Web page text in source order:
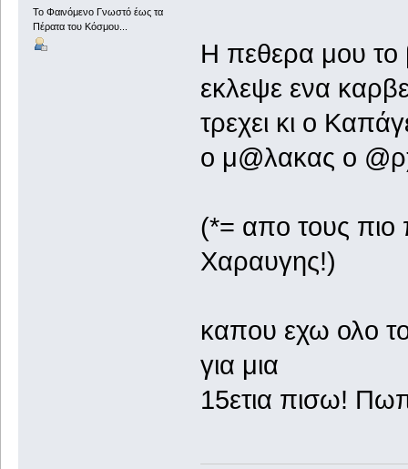
To Φαινόμενο Γνωστό έως τα
Πέρατα του Κόσμου...
H πεθερα μου το
εκλεψε ενα
τρεχει κι ο
ο μ@λακας ο
(*= απο τους πιο
Χαραυγης!)
καπου εχω ολο
για μια
15ετια πισω!